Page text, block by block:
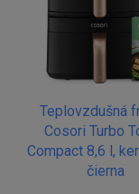
Teplovzdušná
Cosori Turbo
Compact 8,6 l,
čierna